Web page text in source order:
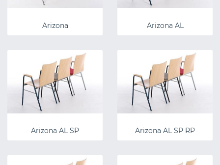
Arizona Arizona AL
Arizona AL SP Arizona AL SP RP